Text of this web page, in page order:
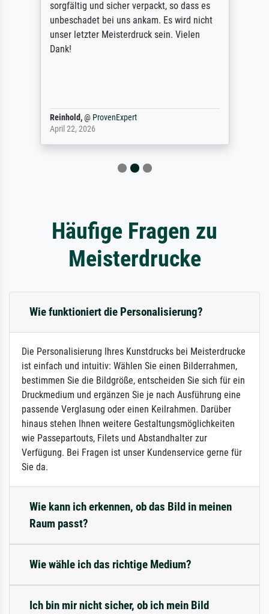
sorgfältig und sicher verpackt, so dass es
unbeschadet bei uns ankam. Es wird nicht
unser letzter Meisterdruck sein. Vielen
Dank!
Reinhold,@ ProvenExpert
April 22, 2026
Häufige Fragen zu
Meisterdrucke
Wie funktioniert die Personalisierung?
Die Personalisierung Ihres Kunstdrucks bei Meisterdrucke
ist einfach und intuitiv: Wählen Sie einen Bilderrahmen,
bestimmen Sie die Bildgröße, entscheiden Sie sich für ein
Druckmedium und ergänzen Sie je nach Ausführung eine
passende Verglasung oder einen Keilrahmen. Darüber
hinaus stehen Ihnen weitere Gestaltungsmöglichkeiten
wie Passepartouts, Filets und Abstandhalter zur
Verfügung. Bei Fragen ist unser Kundenservice gerne für
Sie da.
Wie kann ich erkennen, ob das Bild in meinen
Raum passt?
Wie wähle ich das richtige Medium?
Ich bin mir nicht sicher, ob ich mein Bild